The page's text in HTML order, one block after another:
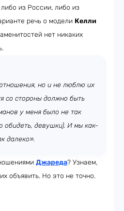
из России, либо из
речь о модели Келли
нет никаких
но и не люблю их
со стороны должно быть
у меня было не так
обидеть, девушки). И мы как-
далеко».
Джареда? Узнаем,
объявить. Но это не точно.